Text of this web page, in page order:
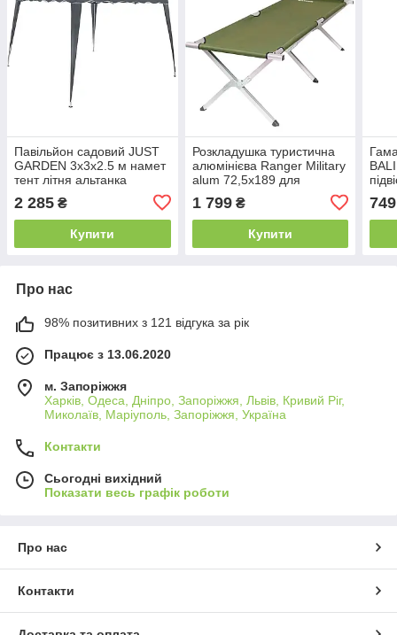
Павільйон садовий JUST
GARDEN 3х3х2.5 м намет
тент літня альтанка
намет B_2034
2 285 ₴
Купити
Розкладушка туристична
алюмінієва Ranger Military
alum 72,5х189 для
риболовлі (розкладачка до
120 кг) B_5618
1 799₴
Купити
749
Про нас
98% позитивних з 121 відгука за рік
Працює з 13.06.2020
м. Запоріжжя
Харків, Одеса, Дніпро, Запоріжжя, Львів, Кривий Ріг,
Миколаїв, Маріуполь, Запоріжжя, Україна
Контакти
Сьогодні вихідний
Показати весь графік роботи
Про нас
Контакти